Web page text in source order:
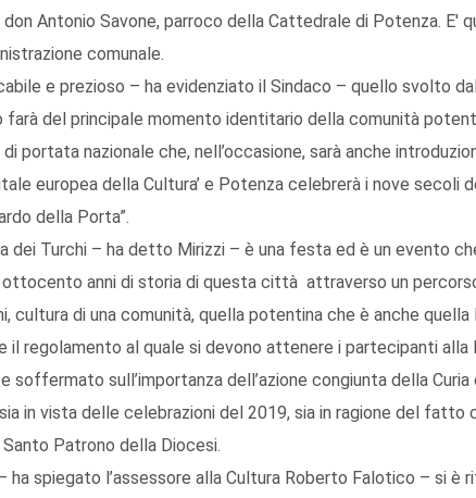
don Antonio Savone, parroco della Cattedrale di Potenza. E'
comunale.
e prezioso – ha evidenziato il Sindaco – quello svolto
farà del principale momento identitario della comunità
portata nazionale che, nell’occasione, sarà anche
europea della Cultura’ e Potenza celebrerà i nove secoli
della Porta”.
dei Turchi – ha detto Mirizzi – è una festa ed è un evento
ottocento anni di storia di questa città attraverso un
cultura di una comunità, quella potentina che è anche quella
il regolamento al quale si devono attenere i partecipanti alla
soffermato sull’importanza dell’azione congiunta della
in vista delle celebrazioni del 2019, sia in ragione del fatto
Patrono della Diocesi.
ha spiegato l’assessore alla Cultura Roberto Falotico – si è